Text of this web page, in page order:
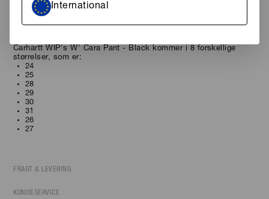
International
Buksernefra
Carhartt WIP's W' Cara Pant - Black kommer i 8 forskellige
størrelser, som er:
24
25
28
29
30
31
26
27
FRAGT & LEVERING
KUNDESERVICE